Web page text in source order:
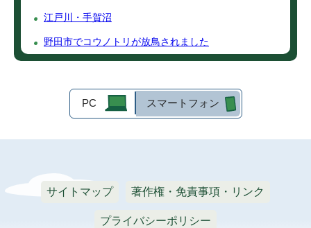
江戸川・手賀沼
野田市でコウノトリが放鳥されました
PC スマートフォン
サイトマップ 著作権・免責事項・リンク
プライバシーポリシー